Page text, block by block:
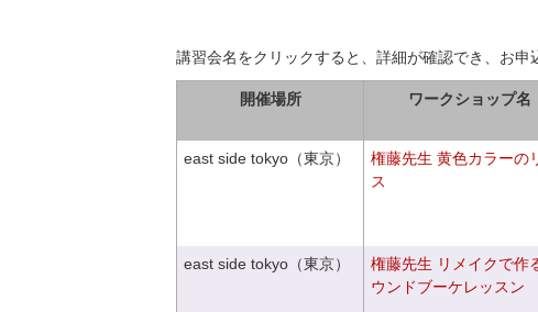
講習会名をクリックすると、詳細が確認でき、お申
開催場所 ワークショップ名
east side tokyo（東京）
権藤先生 黄色カラーの
ス
east side tokyo（東京）
権藤先生 リメイクで作
ウンドブーケレッスン